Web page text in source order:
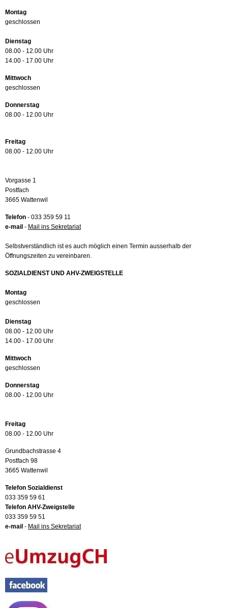
Montag
geschlossen
Dienstag
08.00 - 12.00 Uhr
14.00 - 17.00 Uhr
Mittwoch
geschlossen
Donnerstag
08.00 - 12.00 Uhr
Freitag
08.00 - 12.00 Uhr
Vorgasse 1
Postfach
3665 Wattenwil
Telefon - 033 359 59 11
e-mail - Mail ins Sekretariat
Selbstverständlich ist es auch möglich einen Termin ausserhalb der
Öffnungszeiten zu vereinbaren.
SOZIALDIENST UND AHV-ZWEIGSTELLE
Montag
geschlossen
Dienstag
08.00 - 12.00 Uhr
14.00 - 17.00 Uhr
Mittwoch
geschlossen
Donnerstag
08.00 - 12.00 Uhr
Freitag
08.00 - 12.00 Uhr
Grundbachstrasse 4
Postfach 98
3665 Wattenwil
Telefon Sozialdienst
033 359 59 61
Telefon AHV-Zweigstelle
033 359 59 51
e-mail - Mail ins Sekretariat